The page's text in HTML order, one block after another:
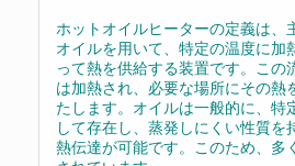
ホットオイルヒーターの定義は、
オイルを用いて、特定の温度に加
って熱を供給する装置です。この
は加熱され、必要な場所にその熱
たします。オイルは一般的に、特
して存在し、蒸発しにくい性質を
熱伝達が可能です。このため、多